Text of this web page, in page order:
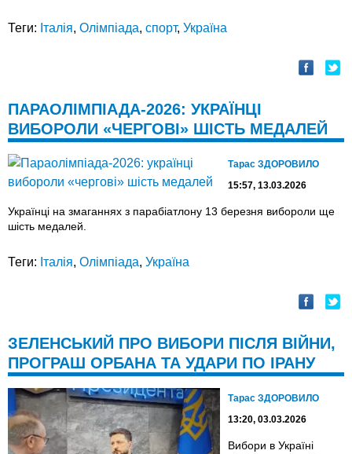
Теги: Італія, Олімпіада, спорт, Україна
ПАРАОЛІМПІАДА-2026: УКРАЇНЦІ
ВИБОРОЛИ «ЧЕРГОВІ» ШІСТЬ МЕДАЛЕЙ
Тарас ЗДОРОВИЛО
15:57, 13.03.2026
Українці на змаганнях з парабіатлону 13 березня вибороли ще
шість медалей.
Теги: Італія, Олімпіада, Україна
ЗЕЛЕНСЬКИЙ ПРО ВИБОРИ ПІСЛЯ ВІЙНИ,
ПРОГРАШ ОРБАНА ТА УДАРИ ПО ІРАНУ
Тарас ЗДОРОВИЛО
13:20, 03.03.2026
Вибори в Україні